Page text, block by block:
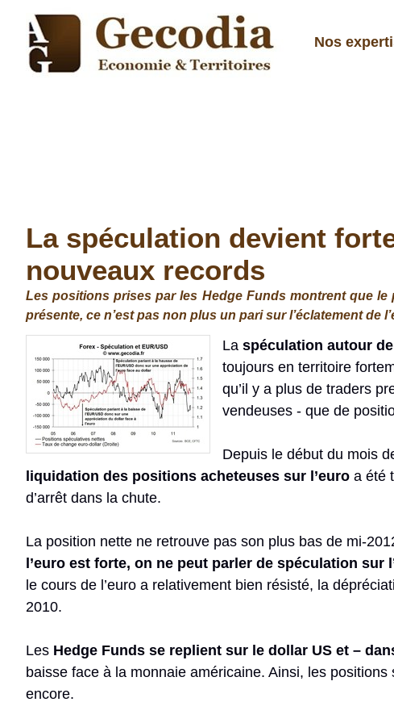
Nos
La spéculation devient
nouveaux records
Les positions prises par les Hedge Funds montrent que le
présente, ce n’est pas non plus un pari sur l’éclatement de
La spéculation autour
toujours en territoire
qu’il y a plus de traders
vendeuses - que de
Depuis le début du mois
liquidation des positions acheteuses sur l’euro a été
d’arrêt dans la chute.
La position nette ne retrouve pas son plus bas de mi-
l’euro est forte, on ne peut parler de spéculation sur
le cours de l’euro a relativement bien résisté, la
2010.
Les Hedge Funds se replient sur le dollar US et –
baisse face à la monnaie américaine. Ainsi, les
encore.